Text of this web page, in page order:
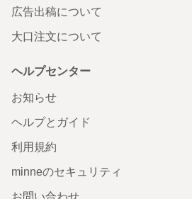
広告出稿について
大口注文について
ヘルプセンター
お知らせ
ヘルプとガイド
利用規約
minneのセキュリティ
お問い合わせ